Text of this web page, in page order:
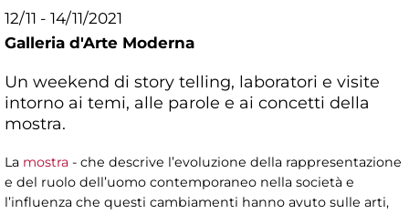
12/11 - 14/11/2021
Galleria d'Arte Moderna
Un weekend di story telling, laboratori e visite
intorno ai temi, alle parole e ai concetti della
mostra.
La mostra - che descrive l’evoluzione della rappresentazione
e del ruolo dell’uomo contemporaneo nella società e
l’influenza che questi cambiamenti hanno avuto sulle arti,